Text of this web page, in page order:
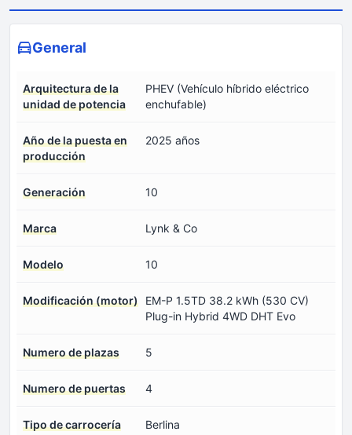
General
Arquitectura de la
unidad de potencia
PHEV (Vehículo híbrido eléctrico
enchufable)
Año de la puesta en
producción
2025 años
Generación 10
Marca Lynk & Co
Modelo 10
Modificación (motor) EM-P 1.5TD 38.2 kWh (530 CV)
Plug-in Hybrid 4WD DHT Evo
Numero de plazas 5
Numero de puertas 4
Tipo de carrocería Berlina